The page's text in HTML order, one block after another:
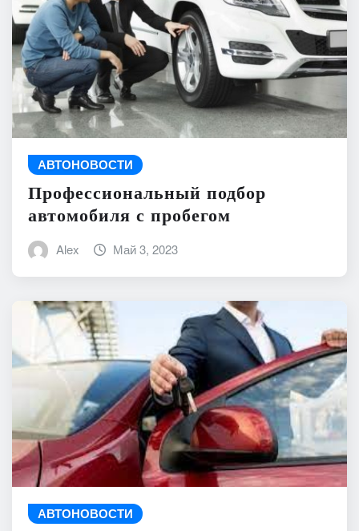
АВТОНОВОСТИ
Профессиональный подбор
автомобиля с пробегом
Alex Май 3, 2023
АВТОНОВОСТИ